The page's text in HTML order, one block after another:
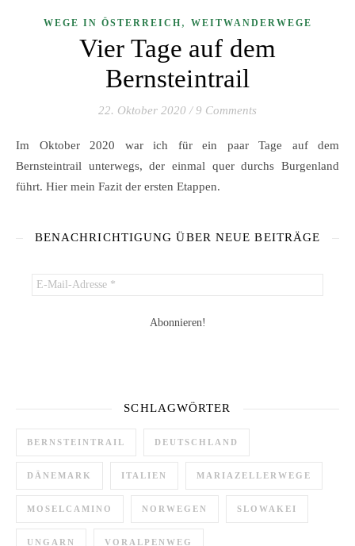
WEGE IN ÖSTERREICH , WEITWANDERWEGE
Vier Tage auf dem
Bernsteintrail
22. Oktober 2020 / 9 Comments
Im Oktober 2020 war ich für ein paar Tage auf dem
Bernsteintrail unterwegs, der einmal quer durchs Burgenland
führt. Hier mein Fazit der ersten Etappen.
BENACHRICHTIGUNG ÜBER NEUE BEITRÄGE
SCHLAGWÖRTER
BERNSTEINTRAIL DEUTSCHLAND
DÄNEMARK ITALIEN MARIAZELLERWEGE
MOSELCAMINO NORWEGEN SLOWAKEI
UNGARN VORALPENWEG